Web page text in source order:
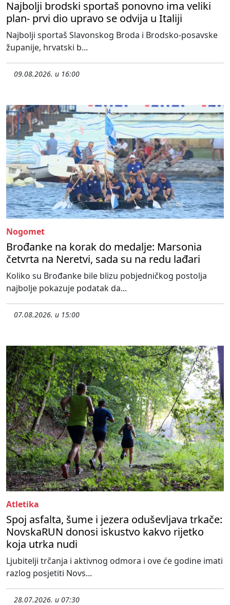
Najbolji brodski sportaš ponovno ima veliki
plan- prvi dio upravo se odvija u Italiji
Najbolji sportaš Slavonskog Broda i Brodsko-posavske
županije, hrvatski b...
09.08.2026. u 16:00
Nogomet
Brođanke na korak do medalje: Marsonia
četvrta na Neretvi, sada su na redu lađari
Koliko su Brođanke bile blizu pobjedničkog postolja
najbolje pokazuje podatak da...
07.08.2026. u 15:00
Atletika
Spoj asfalta, šume i jezera oduševljava trkače:
NovskaRUN donosi iskustvo kakvo rijetko
koja utrka nudi
Ljubitelji trčanja i aktivnog odmora i ove će godine imati
razlog posjetiti Novs...
28.07.2026. u 07:30